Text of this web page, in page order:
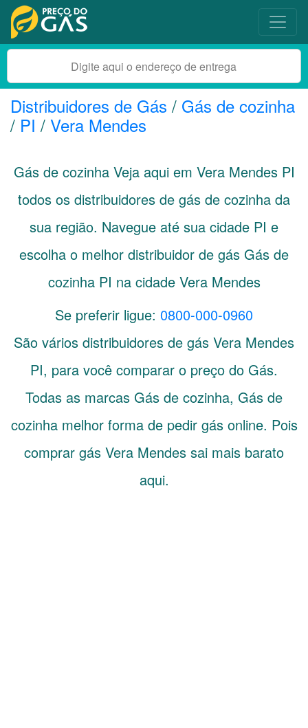
Distribuidores de Gás / Gás de cozinha
/ PI / Vera Mendes
Gás de cozinha Veja aqui em Vera Mendes PI
todos os distribuidores de gás de cozinha da
sua região. Navegue até sua cidade PI e
escolha o melhor distribuidor de gás Gás de
cozinha PI na cidade Vera Mendes
Se preferir ligue: 0800-000-0960
São vários distribuidores de gás Vera Mendes
PI, para você comparar o preço do Gás.
Todas as marcas Gás de cozinha, Gás de
cozinha melhor forma de pedir gás online. Pois
comprar gás Vera Mendes sai mais barato
aqui.